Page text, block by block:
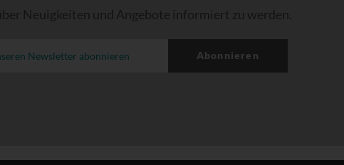
Neuigkeiten und Angebote informiert zu werden.
Abonnieren